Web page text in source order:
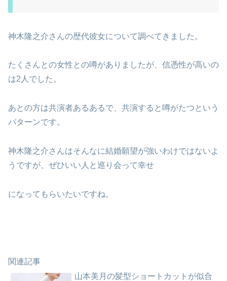
神木隆之介さんの歴代彼女について調べてきました。
たくさんとの女性との噂がありましたが、信憑性が高いの
は2人でした。
あとの方は共演者あるあるで、共演すると噂がたつという
パターンです。
神木隆之介さんはそんなに結婚願望が強いわけではないよ
うですが、ぜひいい人と巡り会って幸せ
になってもらいたいですね。
関連記事
山本美月の髪型ショートカットが似合